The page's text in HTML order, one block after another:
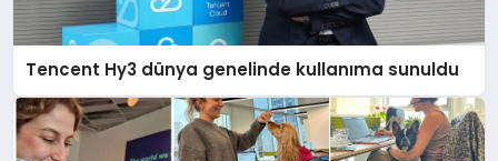
Tencent Hy3 dünya genelinde kullanıma sunuldu